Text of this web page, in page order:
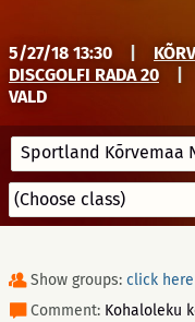
5/27/18 13:30
DISCGOLFI RADA 20
VALD
Show groups: click here
Comment: Kohaloleku